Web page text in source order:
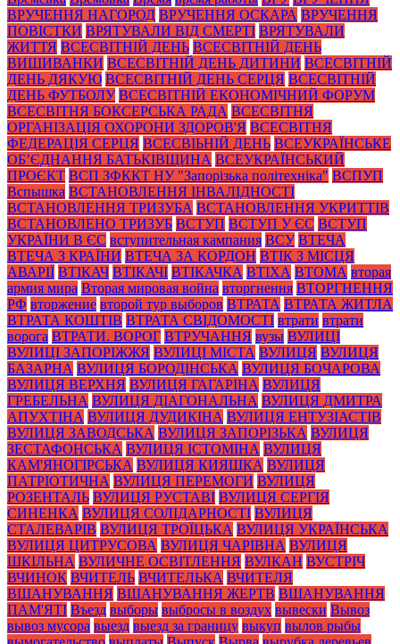
ВРУЧЕННЯ НАГОРОД ВРУЧЕННЯ ОСКАРА ВРУЧЕННЯ
ПОВІСТКИ ВРЯТУВАЛИ ВІД СМЕРТІ ВРЯТУВАЛИ
ЖИТТЯ ВСЕСВІТНІЙ ДЕНЬ ВСЕСВІТНІЙ ДЕНЬ
ВИШИВАНКИ ВСЕСВІТНІЙ ДЕНЬ ДИТИНИ ВСЕСВІТНІЙ
ДЕНЬ ДЯКУЮ ВСЕСВІТНІЙ ДЕНЬ СЕРЦЯ ВСЕСВІТНІЙ
ДЕНЬ ФУТБОЛУ ВСЕСВІТНІЙ ЕКОНОМІЧНИЙ ФОРУМ
ВСЕСВІТНЯ БОКСЕРСЬКА РАДА ВСЕСВІТНЯ
ОРГАНІЗАЦІЯ ОХОРОНИ ЗДОРОВ'Я ВСЕСВІТНЯ
ФЕДЕРАЦІЯ СЕРЦЯ ВСЕСВІЬНІЙ ДЕНЬ ВСЕУКРАЇНСЬКЕ
ОБ’ЄДНАННЯ БАТЬКІВЩИНА ВСЕУКРАЇНСЬКИЙ
ПРОЄКТ ВСП ЗФККТ НУ "Запорізька політехніка" ВСПУП
Вспышка ВСТАНОВЛЕННЯ ІНВАЛІДНОСТІ
ВСТАНОВЛЕННЯ ТРИЗУБА ВСТАНОВЛЕННЯ УКРИТТІВ
ВСТАНОВЛЕНО ТРИЗУБ ВСТУП ВСТУП У ЄС ВСТУП
УКРАЇНИ В ЄС вступительная кампания ВСУ ВТЕЧА
ВТЕЧА З КРАЇНИ ВТЕЧА ЗА КОРДОН ВТІК З МІСЦЯ
АВАРІЇ ВТІКАЧ ВТІКАЧІ ВТІКАЧКА ВТІХА ВТОМА вторая
армия мира Вторая мировая война вторгнення ВТОРГНЕННЯ
РФ вторжение второй тур выборов ВТРАТА ВТРАТА ЖИТЛА
ВТРАТА КОШТІВ ВТРАТА СВІДОМОСТІ втрати втрати
ворога ВТРАТИ. ВОРОГ ВТРУЧАННЯ вузы ВУЛИЦІ
ВУЛИЦІ ЗАПОРІЖЖЯ ВУЛИЦІ МІСТА ВУЛИЦЯ ВУЛИЦЯ
БАЗАРНА ВУЛИЦЯ БОРОДІНСЬКА ВУЛИЦЯ БОЧАРОВА
ВУЛИЦЯ ВЕРХНЯ ВУЛИЦЯ ГАГАРІНА ВУЛИЦЯ
ГРЕБЕЛЬНА ВУЛИЦЯ ДІАГОНАЛЬНА ВУЛИЦЯ ДМИТРА
АПУХТІНА ВУЛИЦЯ ДУДИКІНА ВУЛИЦЯ ЕНТУЗІАСТІВ
ВУЛИЦЯ ЗАВОДСЬКА ВУЛИЦЯ ЗАПОРІЗЬКА ВУЛИЦЯ
ЗЕСТАФОНСЬКА ВУЛИЦЯ ІСТОМІНА ВУЛИЦЯ
КАМ'ЯНОГІРСЬКА ВУЛИЦЯ КИЯШКА ВУЛИЦЯ
ПАТРІОТИЧНА ВУЛИЦЯ ПЕРЕМОГИ ВУЛИЦЯ
РОЗЕНТАЛЬ ВУЛИЦЯ РУСТАВІ ВУЛИЦЯ СЕРГІЯ
СИНЕНКА ВУЛИЦЯ СОЛІДАРНОСТІ ВУЛИЦЯ
СТАЛЕВАРІВ ВУЛИЦЯ ТРОЇЦЬКА ВУЛИЦЯ УКРАЇНСЬКА
ВУЛИЦЯ ЦИТРУСОВА ВУЛИЦЯ ЧАРІВНА ВУЛИЦЯ
ШКІЛЬНА ВУЛИЧНЕ ОСВІТЛЕННЯ ВУЛКАН ВУСТРІЧ
ВЧИНОК ВЧИТЕЛЬ ВЧИТЕЛЬКА ВЧИТЕЛЯ
ВШАНУВАННЯ ВШАНУВАННЯ ЖЕРТВ ВШАНУВАННЯ
ПАМ'ЯТІ Въезд выборы выбросы в воздух вывески Вывоз
вывоз мусора выезд выезд за границу выкуп вылов рыбы